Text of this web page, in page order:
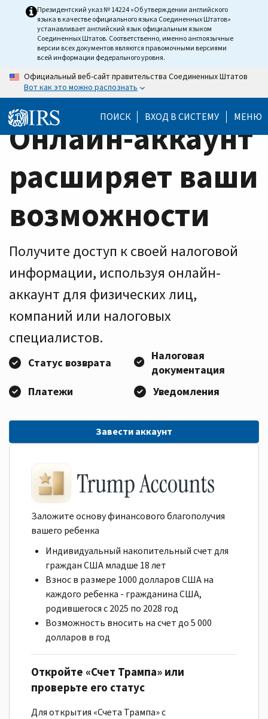
HomeПрезидентский указ № 14224 «Об утверждении английского
языка в качестве официального языка Соединенных Штатов»
устанавливает английский язык официальным языком
Соединенных Штатов. Соответственно, именно англоязычные
версии всех документов являются правомочными версиями
всей информации федерального уровня.
Официальный веб-сайт правительства Соединенных Штатов
Вот как это можно распознать
ПОИСК ВХОД В СИСТЕМУ МЕНЮ
Онлайн-аккаунт
расширяет ваши
возможности
Получите доступ к своей налоговой
информации, используя онлайн-
аккаунт для физических лиц,
компаний или налоговых
специалистов.
Статус возврата
Налоговая
документация
Платежи
Уведомления
Завести аккаунт
Заложите основу финансового благополучия
вашего ребенка
Индивидуальный накопительный счет для
граждан США младше 18 лет
Взнос в размере 1000 долларов США на
каждого ребенка - гражданина США,
родившегося с 2025 по 2028 год
Возможность вносить на счет до 5 000
долларов в год
Откройте «Счет Трампа» или
проверьте его статус
Для открытия «Счета Трампа» с